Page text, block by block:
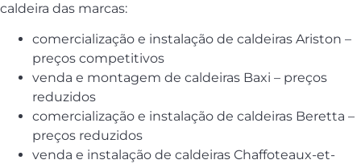
caldeira das marcas:
comercialização e instalação de caldeiras Ariston –
preços competitivos
venda e montagem de caldeiras Baxi – preços
reduzidos
comercialização e instalação de caldeiras Beretta –
preços reduzidos
venda e instalação de caldeiras Chaffoteaux-et-